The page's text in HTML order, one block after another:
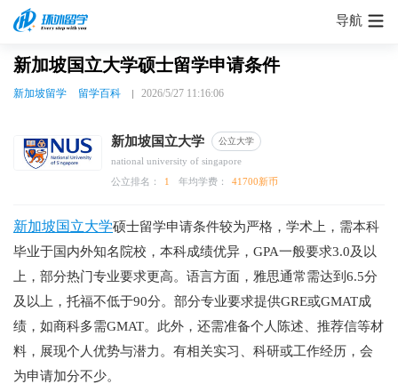
导航
新加坡国立大学硕士留学申请条件
新加坡留学 留学百科 2026/5/27 11:16:06
新加坡国立大学 公立大学
national university of singapore
公立排名：
1 年均学费： 41700新币
新加坡国立大学硕士留学申请条件较为严格，学术上，需本科
毕业于国内外知名院校，本科成绩优异，GPA一般要求3.0及以
上，部分热门专业要求更高。语言方面，雅思通常需达到6.5分
及以上，托福不低于90分。部分专业要求提供GRE或GMAT成
绩，如商科多需GMAT。此外，还需准备个人陈述、推荐信等材
料，展现个人优势与潜力。有相关实习、科研或工作经历，会
为申请加分不少。